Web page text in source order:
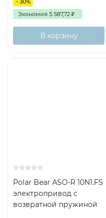
- 30%
Экономия 5 587,72 ₽
В корзину
Polar Bear ASO-R 10N1.FS
электропривод с
возвратной пружиной